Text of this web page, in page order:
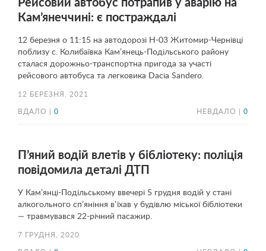
Рейсовий автобус потрапив у аварію на
Кам’янеччині: є постраждалі
12 березня о 11:15 на автодорозі Н-03 Житомир-Чернівці
поблизу с. Колибаївка Кам’янець-Подільського району
сталася дорожньо-транспортна пригода за участі
рейсового автобуса та легковика Dacia Sandero.
12 БЕРЕЗНЯ, 2021
ВДАЛО | 0 НЕВДАЛО | 0
П’яний водій влетів у бібліотеку: поліція
повідомила деталі ДТП
У Кам’янці-Подільському ввечері 5 грудня водій у стані
алкогольного сп’яніння в’їхав у будівлю міської бібліотеки
— травмувався 22-річний пасажир.
7 ГРУДНЯ, 2020